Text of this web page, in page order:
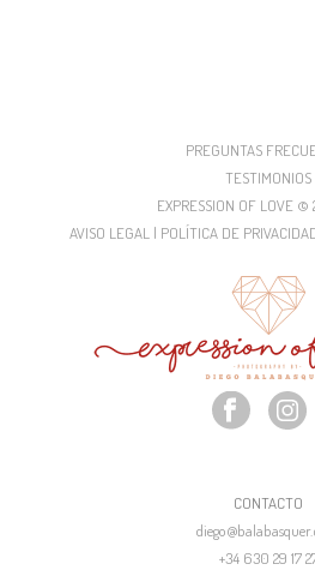
PREGUNTAS
TESTIMONIOS
EXPRESSION OF LOVE ©
AVISO LEGAL | POLÍTICA DE
CONTACTO
+34 630 29 17